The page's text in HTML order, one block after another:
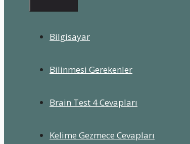
Bilgisayar
Bilinmesi Gerekenler
Brain Test 4 Cevapları
Kelime Gezmece Cevapları